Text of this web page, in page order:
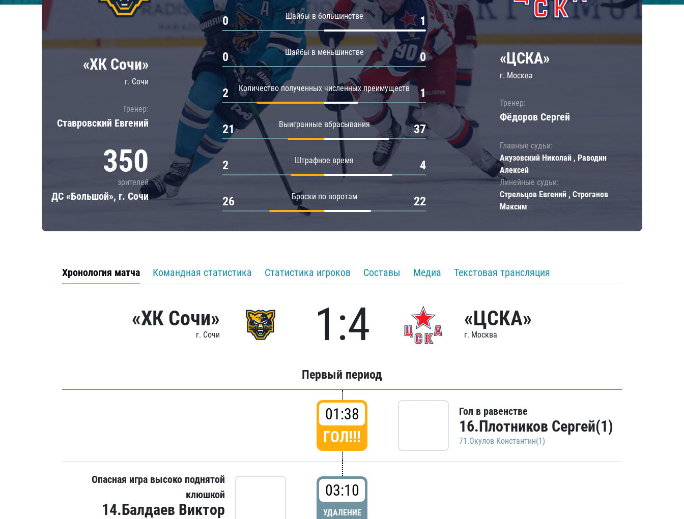
Локомотив
ЦСКА
Шанхайские Драконы
Амур
Барыс
Салават Юлаев
«ХК Сочи»
г. Сочи
Тренер:
Ставровский Евгений
350
зрителей
ДС «Большой», г. Сочи
Шайбы в большинстве
0 1
Шайбы в меньшинстве
0 0
Количество полученных численных преимуществ
2 1
Выигранные вбрасывания
21 37
Штрафное время
2 4
Броски по воротам
26 22
«ЦСКА»
г. Москва
Тренер:
Фёдоров Сергей
Главные судьи:
Акузовский Николай , Раводин
Алексей
Линейные судьи:
Стрельцов Евгений , Строганов
Максим
Хронология матча Командная статистика Статистика игроков Составы Медиа Текстовая трансляция
«ХК Сочи»
г. Сочи 1:4 «ЦСКА»
г. Москва
Первый период
01:38
ГОЛ!!!
Гол в равенстве
16.Плотников Сергей(1)
71.Окулов Константин(1)
Опасная игра высоко поднятой
клюшкой
14.Балдаев Виктор
03:10
УДАЛЕНИЕ